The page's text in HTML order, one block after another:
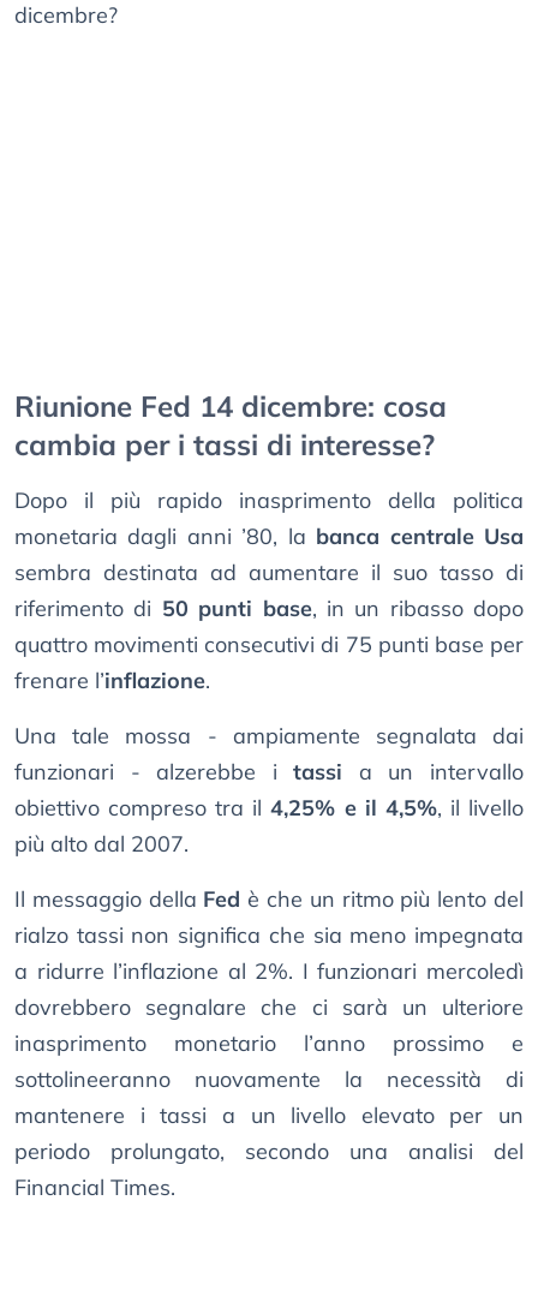
dicembre?
Riunione Fed 14 dicembre: cosa
cambia per i tassi di interesse?
Dopo il più rapido inasprimento della politica
monetaria dagli anni ’80, la banca centrale Usa
sembra destinata ad aumentare il suo tasso di
riferimento di 50 punti base, in un ribasso dopo
quattro movimenti consecutivi di 75 punti base per
frenare l’inflazione.
Una tale mossa - ampiamente segnalata dai
funzionari - alzerebbe itassi a un intervallo
obiettivo compreso tra il4,25% e il 4,5%, il livello
più alto dal 2007.
Il messaggio della Fed è che un ritmo più lento del
rialzo tassi non significa che sia meno impegnata
a ridurre l’inflazione al 2%. I funzionari mercoledì
dovrebbero segnalare che ci sarà un ulteriore
inasprimento monetario l’anno prossimo e
sottolineeranno nuovamente la necessità di
mantenere i tassi a un livello elevato per un
periodo prolungato, secondo una analisi del
Financial Times.